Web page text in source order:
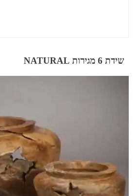
שידת 6 מגירות NATURAL